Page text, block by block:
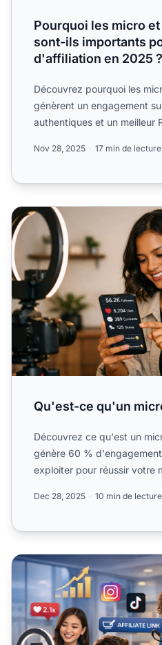
Pourquoi les micro
sont-ils importants
d'affiliation en 2025 ?
Découvrez pourquoi les
génèrent un engagement
authentiques et un meilleur
Nov 28, 2025 17 min de lecture
Qu'est-ce qu'un micro-
Qu'est-ce qu'un
Découvrez ce qu'est un
génère 60 %
exploiter pour réussir votre
Dec 28, 2025 10 min de lecture
Micro vs Macro Influenceurs